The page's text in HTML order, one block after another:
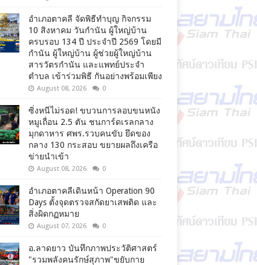
อำเภอตาคลี จัดพิธีทำบุญ กิจกรรม
10 สิงหาคม วันกำนัน ผู้ใหญ่บ้าน
ครบรอบ 134 ปี ประจำปี 2569 โดยมี
กำนัน ผู้ใหญ่บ้าน ผู้ช่วยผู้ใหญ่บ้าน
สารวัตรกำนัน และแพทย์ประจำ
ตำบล เข้าร่วมพิธี กันอย่างพร้อมเพียง
August 08, 2026 0
ซิ่งหนีไม่รอด! ขบวนการลอบขนหนัง
หมูเถื่อน 2.5 ตัน ชนการ์ดเรลกลาง
มุกดาหาร ศพร.รวบคนขับ ยึดของ
กลาง 130 กระสอบ ขยายผลถึงเครือ
ข่ายนำเข้า
August 08, 2026 0
อำเภอตาคลีเดินหน้า Operation 90
Days ตั้งจุดตรวจสกัดยาเสพติด และ
สิ่งผิดกฏหมาย
August 07, 2026 0
อ.ลาดยาว บันทึกภาพประวัติศาสตร์
"รวมพลังคนรักษ์สุภาพ"ขยับกาย